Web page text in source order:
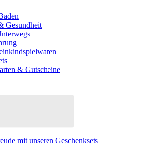
Gesundheit
& Gutscheine
mit unseren Geschenksets